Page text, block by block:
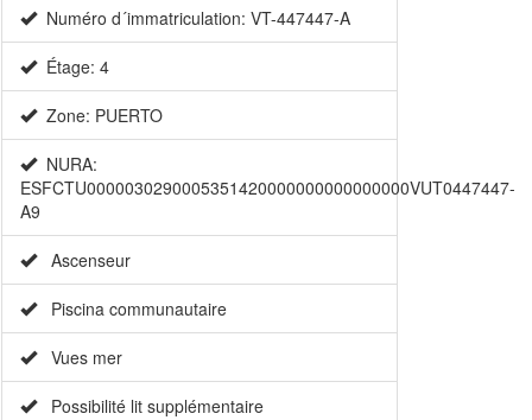
Numéro d´immatriculation: VT-447447-A
Étage: 4
Zone: PUERTO
NURA:
ESFCTU0000030290005351420000000000000000VUT0447447-
A9
Ascenseur
Piscina communautaire
Vues mer
Possibilité lit supplémentaire